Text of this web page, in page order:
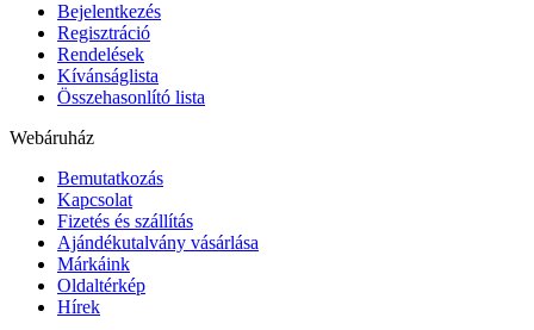
Bejelentkezés
Regisztráció
Rendelések
Kívánságlista
Összehasonlító lista
Webáruház
Bemutatkozás
Kapcsolat
Fizetés és szállítás
Ajándékutalvány vásárlása
Márkáink
Oldaltérkép
Hírek